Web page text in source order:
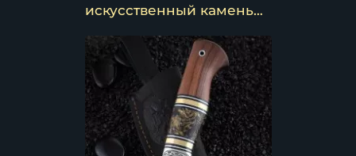
искусственный камень